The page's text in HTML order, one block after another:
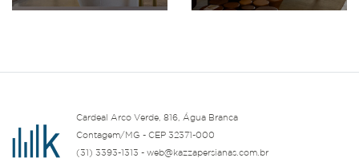
Cardeal Arco Verde, 816, Água Branca
Contagem/MG - CEP 32371-000
(31) 3393-1313 - web@kazzapersianas.com.br